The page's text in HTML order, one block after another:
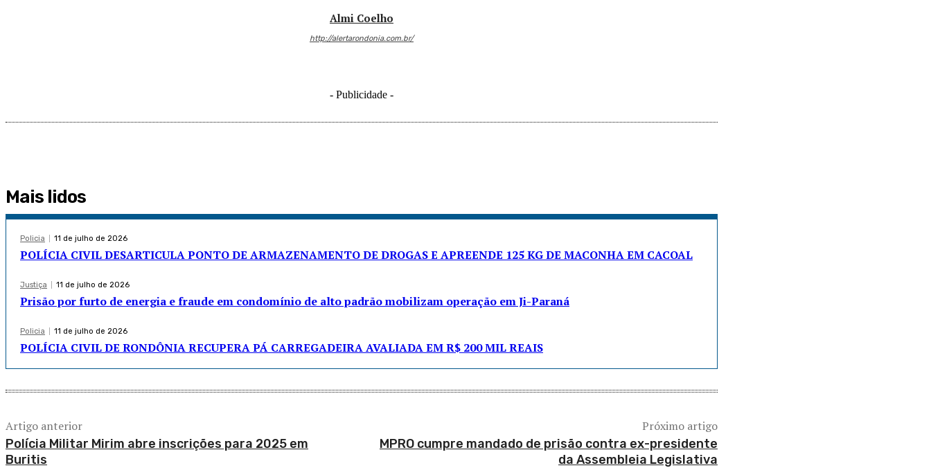
Almi Coelho
http://alertarondonia.com.br/
- Publicidade -
Mais lidos
Policia 11 de julho de 2026
POLÍCIA CIVIL DESARTICULA PONTO DE ARMAZENAMENTO DE DROGAS E APREENDE 125 KG DE MACONHA EM CACOAL
Justiça 11 de julho de 2026
Prisão por furto de energia e fraude em condomínio de alto padrão mobilizam operação em Ji-Paraná
Policia 11 de julho de 2026
POLÍCIA CIVIL DE RONDÔNIA RECUPERA PÁ CARREGADEIRA AVALIADA EM R$ 200 MIL REAIS
Artigo anterior
Polícia Militar Mirim abre inscrições para 2025 em
Buritis
Próximo artigo
MPRO cumpre mandado de prisão contra ex-presidente
da Assembleia Legislativa